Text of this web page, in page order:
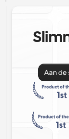
Aan de